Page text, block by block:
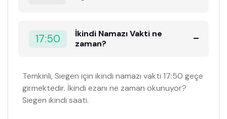
17:50
İkindi Namazı Vakti ne
zaman?
Temkinli, Siegen için ikindi namazı vakti 17:50 geçe
girmektedir. İkindi ezanı ne zaman okunuyor?
Siegen ikindi saati.